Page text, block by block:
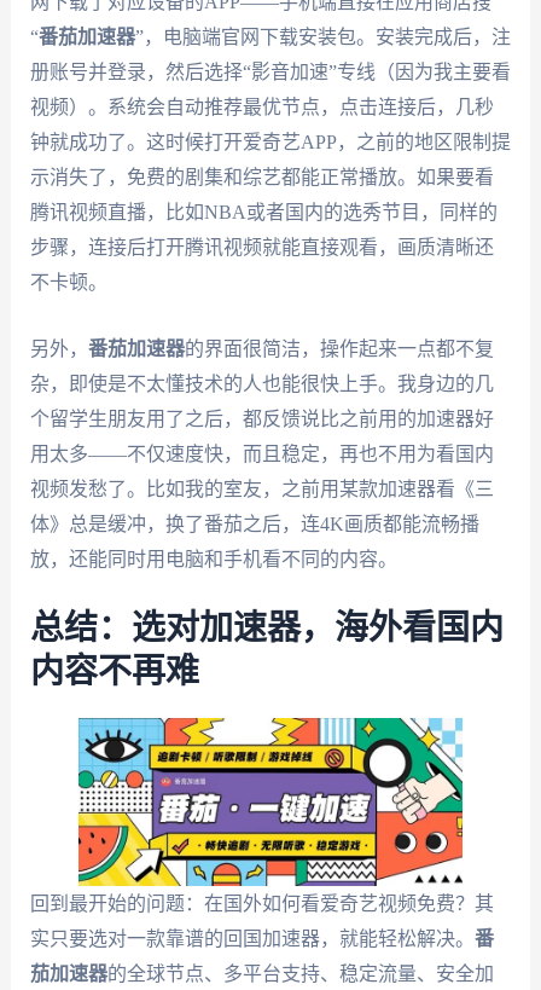
“番茄加速器”，电脑端官网下载安装包。安装完成后，注
册账号并登录，然后选择“影音加速”专线（因为我主要看
视频）。系统会自动推荐最优节点，点击连接后，几秒
钟就成功了。这时候打开爱奇艺APP，之前的地区限制提
示消失了，免费的剧集和综艺都能正常播放。如果要看
腾讯视频直播，比如NBA或者国内的选秀节目，同样的
步骤，连接后打开腾讯视频就能直接观看，画质清晰还
不卡顿。
另外， 番茄加速器的界面很简洁，操作起来一点都不复
杂，即使是不太懂技术的人也能很快上手。我身边的几
个留学生朋友用了之后，都反馈说比之前用的加速器好
用太多——不仅速度快，而且稳定，再也不用为看国内
视频发愁了。比如我的室友，之前用某款加速器看《三
体》总是缓冲，换了番茄之后，连4K画质都能流畅播
放，还能同时用电脑和手机看不同的内容。
总结：选对加速器，海外看国内
内容不再难
回到最开始的问题：在国外如何看爱奇艺视频免费？其
实只要选对一款靠谱的回国加速器，就能轻松解决。 番
茄加速器的全球节点、多平台支持、稳定流量、安全加